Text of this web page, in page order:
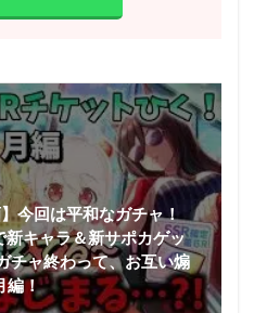
今回は平和なガチャ！
キャラ＆新サポカゲッ
チャ終わって、お互い煽
編！